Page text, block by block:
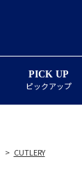
PICK UP
ピックアップ
> CUTLERY